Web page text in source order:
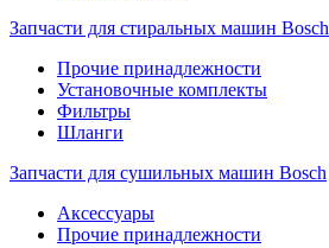
Запчасти для стиральных машин Bosch
Прочие принадлежности
Установочные комплекты
Фильтры
Шланги
Запчасти для сушильных машин Bosch
Аксессуары
Прочие принадлежности